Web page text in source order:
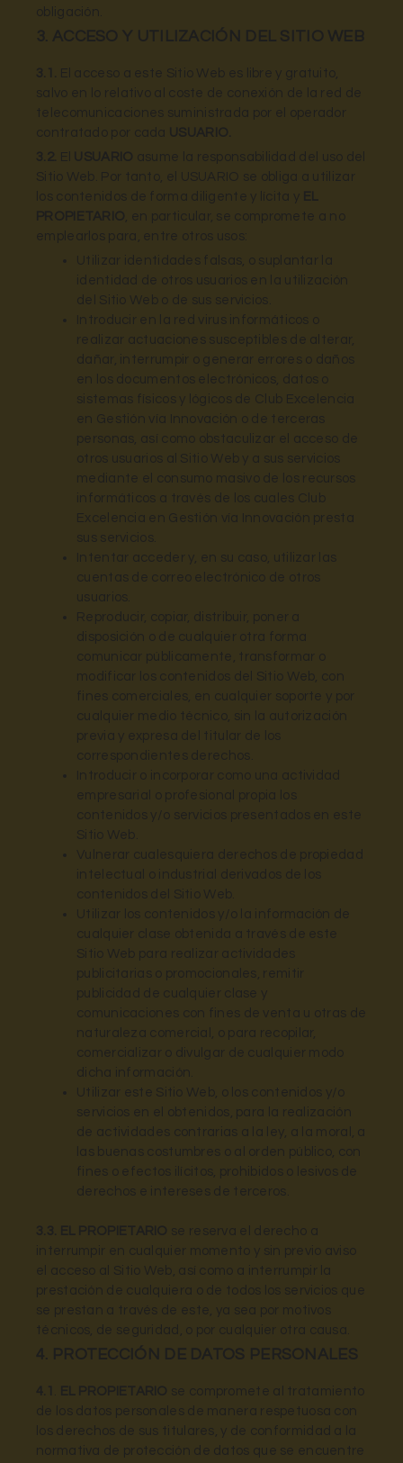
obligación.
3. ACCESO Y UTILIZACIÓN DEL SITIO WEB
3.1.
El acceso a este Sitio Web es libre y gratuito,
salvo en lo relativo al coste de conexión de la red de
telecomunicaciones suministrada por el operador
contratado por cada USUARIO.
3.2. El USUARIO asume la responsabilidad del uso del
Sitio Web. Por tanto, el USUARIO se obliga a utilizar
los contenidos de forma diligente y lícita y
EL
PROPIETARIO , en particular, se compromete a no
emplearlos para, entre otros usos:
Utilizar identidades falsas, o suplantar la
identidad de otros usuarios en la utilización
del Sitio Web o de sus servicios.
Introducir en la red virus informáticos o
realizar actuaciones susceptibles de alterar,
dañar, interrumpir o generar errores o daños
en los documentos electrónicos, datos o
sistemas físicos y lógicos de Club Excelencia
en Gestión vía Innovación o de terceras
personas, así como obstaculizar el acceso de
otros usuarios al Sitio Web y a sus servicios
mediante el consumo masivo de los recursos
informáticos a través de los cuales Club
Excelencia en Gestión vía Innovación presta
sus servicios.
Intentar acceder y, en su caso, utilizar las
cuentas de correo electrónico de otros
usuarios.
Reproducir, copiar, distribuir, poner a
disposición o de cualquier otra forma
comunicar públicamente, transformar o
modificar los contenidos del Sitio Web, con
fines comerciales, en cualquier soporte y por
cualquier medio técnico, sin la autorización
previa y expresa del titular de los
correspondientes derechos.
Introducir o incorporar como una actividad
empresarial o profesional propia los
contenidos y/o servicios presentados en este
Sitio Web.
Vulnerar cualesquiera derechos de propiedad
intelectual o industrial derivados de los
contenidos del Sitio Web.
Utilizar los contenidos y/o la información de
cualquier clase obtenida a través de este
Sitio Web para realizar actividades
publicitarias o promocionales, remitir
publicidad de cualquier clase y
comunicaciones con fines de venta u otras de
naturaleza comercial, o para recopilar,
comercializar o divulgar de cualquier modo
dicha información.
Utilizar este Sitio Web, o los contenidos y/o
servicios en el obtenidos, para la realización
de actividades contrarias a la ley, a la moral, a
las buenas costumbres o al orden público, con
fines o efectos ilícitos, prohibidos o lesivos de
derechos e intereses de terceros.
3.3. EL PROPIETARIO se reserva el derecho a
interrumpir en cualquier momento y sin previo aviso
el acceso al Sitio Web, así como a interrumpir la
prestación de cualquiera o de todos los servicios que
se prestan a través de este, ya sea por motivos
técnicos, de seguridad, o por cualquier otra causa.
4. PROTECCIÓN DE DATOS PERSONALES
4.1 . EL PROPIETARIO se compromete al tratamiento
de los datos personales de manera respetuosa con
los derechos de sus titulares, y de conformidad a la
normativa de protección de datos que se encuentre